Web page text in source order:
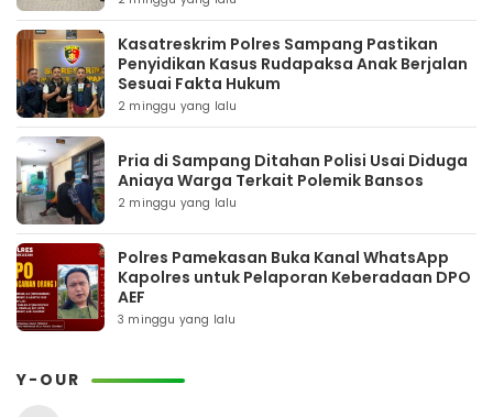
Kasatreskrim Polres Sampang Pastikan
Penyidikan Kasus Rudapaksa Anak Berjalan
Sesuai Fakta Hukum
2 minggu yang lalu
Pria di Sampang Ditahan Polisi Usai Diduga
Aniaya Warga Terkait Polemik Bansos
2 minggu yang lalu
Polres Pamekasan Buka Kanal WhatsApp
Kapolres untuk Pelaporan Keberadaan DPO
AEF
3 minggu yang lalu
Y-OUR